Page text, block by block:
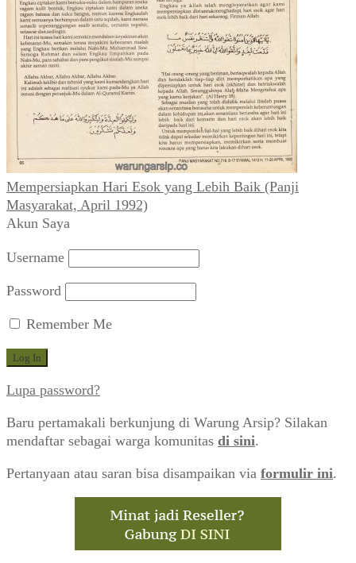
Mempersiapkan Hari Esok yang Lebih Baik (Panji
Masyarakat, April 1992)
Akun Saya
Username
Password
Remember Me
Lupa password?
Baru pertamakali berkunjung di Warung Arsip? Silakan
mendaftar sebagai warga komunitas di sini.
Pertanyaan atau saran bisa disampaikan via formulir ini.